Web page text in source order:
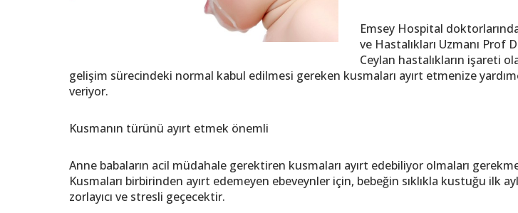
Emsey Hospital
ve Hastalıkları Uzmanı Prof
Ceylan hastalıkların işareti
gelişim sürecindeki normal kabul edilmesi gereken kusmaları ayırt etmenize
veriyor.
Kusmanın türünü ayırt etmek önemli
Anne babaların acil müdahale gerektiren kusmaları ayırt edebiliyor olmaları
Kusmaları birbirinden ayırt edemeyen ebeveynler için, bebeğin sıklıkla kustuğu ilk
zorlayıcı ve stresli geçecektir.